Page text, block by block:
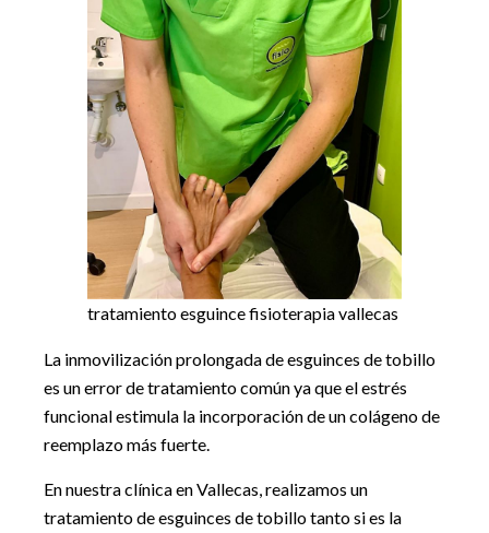
tratamiento esguince fisioterapia vallecas
La inmovilización prolongada de esguinces de tobillo
es un error de tratamiento común ya que el estrés
funcional estimula la incorporación de un colágeno de
reemplazo más fuerte.
En nuestra clínica en Vallecas, realizamos un
tratamiento de esguinces de tobillo tanto si es la